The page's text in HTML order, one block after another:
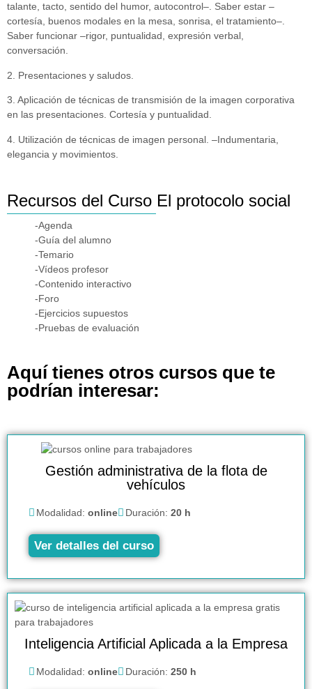
talante, tacto, sentido del humor, autocontrol–. Saber estar –
cortesía, buenos modales en la mesa, sonrisa, el tratamiento–.
Saber funcionar –rigor, puntualidad, expresión verbal,
conversación.
2. Presentaciones y saludos.
3. Aplicación de técnicas de transmisión de la imagen corporativa
en las presentaciones. Cortesía y puntualidad.
4. Utilización de técnicas de imagen personal. –Indumentaria,
elegancia y movimientos.
Recursos del Curso El protocolo social
-Agenda
-Guía del alumno
-Temario
-Vídeos profesor
-Contenido interactivo
-Foro
-Ejercicios supuestos
-Pruebas de evaluación
Aquí tienes otros cursos que te
podrían interesar:
Gestión administrativa de la flota de
vehículos
Modalidad: online Duración: 20 h
Ver detalles del curso
Inteligencia Artificial Aplicada a la Empresa
Modalidad: online Duración: 250 h